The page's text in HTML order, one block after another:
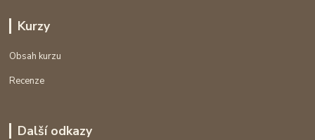
Kurzy
Obsah kurzu
Recenze
Další odkazy